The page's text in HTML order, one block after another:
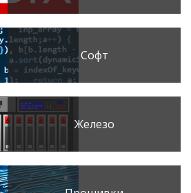
Софт
Железо